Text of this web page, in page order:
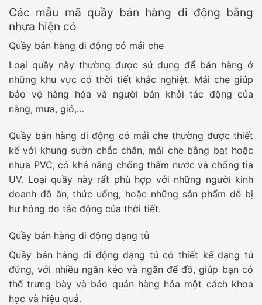
Các mẫu mã quầy bán hàng di động bằng
nhựa hiện có
Quầy bán hàng di động có mái che
Loại quầy này thường được sử dụng để bán hàng ở
những khu vực có thời tiết khắc nghiệt. Mái che giúp
bảo vệ hàng hóa và người bán khỏi tác động của
nắng, mưa, gió,…
Quầy bán hàng di động có mái che thường được thiết
kế với khung sườn chắc chắn, mái che bằng bạt hoặc
nhựa PVC, có khả năng chống thấm nước và chống tia
UV. Loại quầy này rất phù hợp với những người kinh
doanh đồ ăn, thức uống, hoặc những sản phẩm dễ bị
hư hỏng do tác động của thời tiết.
Quầy bán hàng di động dạng tủ
Quầy bán hàng di động dạng tủ có thiết kế dạng tủ
đứng, với nhiều ngăn kéo và ngăn để đồ, giúp bạn có
thể trưng bày và bảo quản hàng hóa một cách khoa
học và hiệu quả.